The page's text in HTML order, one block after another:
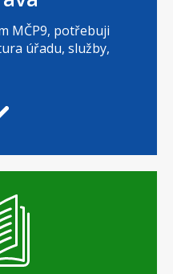
MČP9, potřebuji
úřadu, služby,